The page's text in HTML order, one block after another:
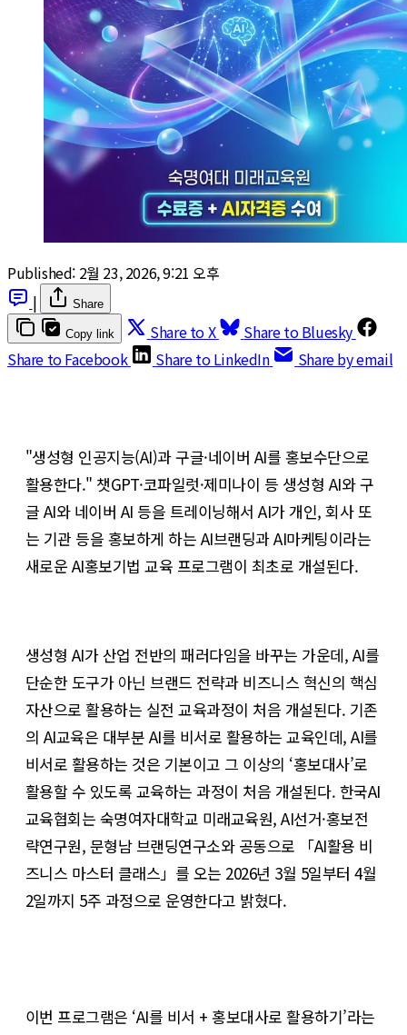
Published: 2월 23, 2026, 9:21 오후
|
Share
Copy link Share to X
Share to Bluesky
Share to Facebook
Share to LinkedIn Share by email
"생성형 인공지능(AI)과 구글·네이버 AI를 홍보수단으로
활용한다." 챗GPT·코파일럿·제미나이 등 생성형 AI와 구
글 AI와 네이버 AI 등을 트레이닝해서 AI가 개인, 회사 또
는 기관 등을 홍보하게 하는 AI브랜딩과 AI마케팅이라는
새로운 AI홍보기법 교육 프로그램이 최초로 개설된다.
생성형 AI가 산업 전반의 패러다임을 바꾸는 가운데, AI를
단순한 도구가 아닌 브랜드 전략과 비즈니스 혁신의 핵심
자산으로 활용하는 실전 교육과정이 처음 개설된다. 기존
의 AI교육은 대부분 AI를 비서로 활용하는 교육인데, AI를
비서로 활용하는 것은 기본이고 그 이상의 ‘홍보대사’로
활용할 수 있도록 교육하는 과정이 처음 개설된다. 한국AI
교육협회는 숙명여자대학교 미래교육원, AI선거·홍보전
략연구원, 문형남 브랜딩연구소와 공동으로 「AI활용 비
즈니스 마스터 클래스」를 오는 2026년 3월 5일부터 4월
2일까지 5주 과정으로 운영한다고 밝혔다.
이번 프로그램은 ‘AI를 비서 + 홍보대사로 활용하기’라는